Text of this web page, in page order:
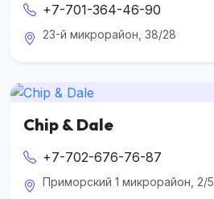
+7-701-364-46-90
23-й микрорайон, 38/28
Chip & Dale
+7-702-676-76-87
Приморский 1 микрорайон, 2/5